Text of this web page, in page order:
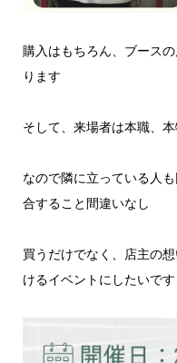
購入はもちろん、ブース
ります
そして、来場者は本職、
なので隣に立っている人
合すること間違いなし
買うだけでなく、店主の
けるイベントにしたいです